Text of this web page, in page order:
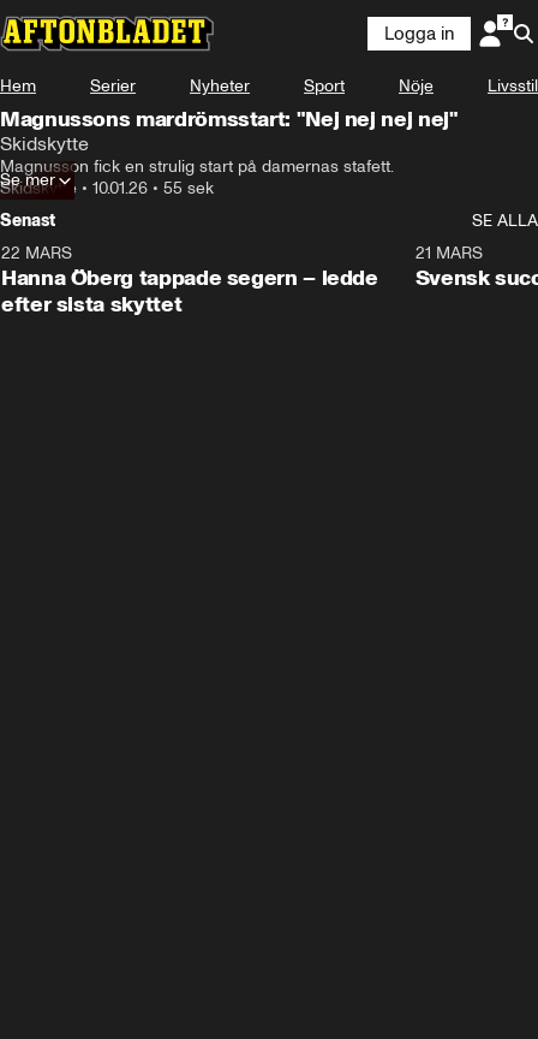
Logga in
Hem Serier Nyheter Sport Nöje Livsstil
Magnussons mardrömsstart: "Nej nej nej nej"
Skidskytte
Magnusson fick en strulig start på damernas stafett.
Skidskytte • 10.01.26 • 55 sek
Se mer
Senast
SE ALLA
22 MARS
Hanna Öberg tappade segern – ledde
efter sista skyttet
21 MARS
Svensk